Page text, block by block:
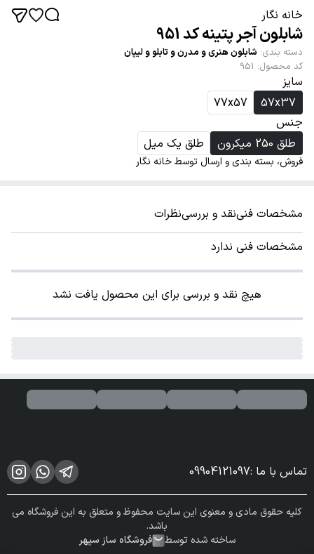
خانه نگار
شابلون آجر پتینه کد 951
دسته بندی: شابلون هنری و مدرن و تابلو و لیپان
کد محصول:
951
سایز
57x37
77x57
جنس
طلق 250 میکرون
طلق یک میل
فروش، بسته بندی و ارسال توسط خانه نگار
مشخصات فنینقد و بررسینظرات
مشخصات فنی ندارد
هیچ نقد و بررسی برای این محصول یافت نشد
تماس با ما :
09904121097
کلیه حقوق مادی و معنوی این سایت محفوظ و متعلق به این فروشگاه می
باشد.
ساخته شده توسط
فروشگاه ساز سپهر